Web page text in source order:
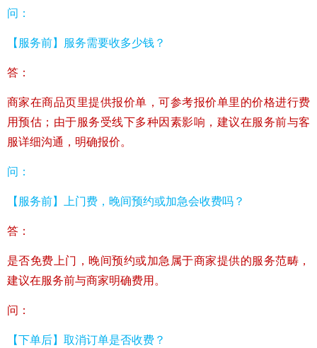
问：
【服务前】服务需要收多少钱？
答：
商家在商品页里提供报价单，可参考报价单里的价格进行费
用预估；由于服务受线下多种因素影响，建议在服务前与客
服详细沟通，明确报价。
问：
【服务前】上门费，晚间预约或加急会收费吗？
答：
是否免费上门，晚间预约或加急属于商家提供的服务范畴，
建议在服务前与商家明确费用。
问：
【下单后】取消订单是否收费？